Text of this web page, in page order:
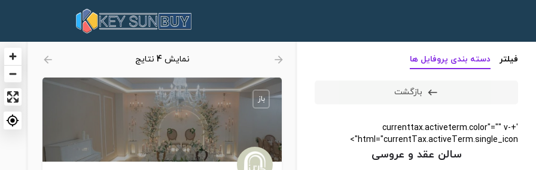
فیلتر دسته بندی پروفایل ها
بازگشت
'+currenttax.activeterm.color"="" v-
html="currentTax.activeTerm.single_icon">
سالن عقد و عروسی
نمایش4 نتایج
باز